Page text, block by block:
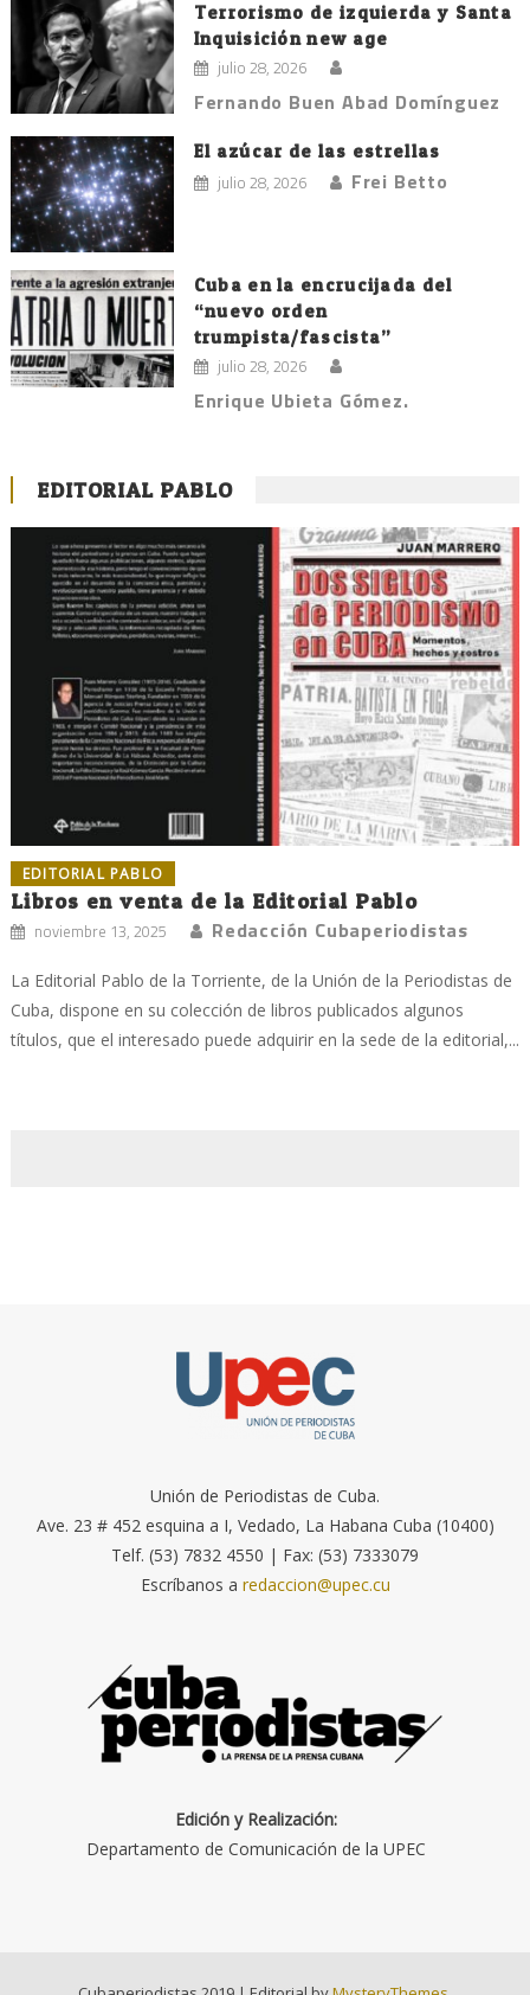
Terrorismo de izquierda y Santa
Inquisición new age
julio 28, 2026
Fernando Buen Abad Domínguez
El azúcar de las estrellas
julio 28, 2026 Frei Betto
Cuba en la encrucijada del
“nuevo orden
trumpista/fascista”
julio 28, 2026
Enrique Ubieta Gómez.
EDITORIAL PABLO
EDITORIAL PABLO
Libros en venta de la Editorial Pablo
noviembre 13, 2025 Redacción Cubaperiodistas
La Editorial Pablo de la Torriente, de la Unión de la Periodistas de
Cuba, dispone en su colección de libros publicados algunos
títulos, que el interesado puede adquirir en la sede de la editorial,...
Unión de Periodistas de Cuba.
Ave. 23 # 452 esquina a I, Vedado, La Habana Cuba (10400)
Telf. (53) 7832 4550 | Fax: (53) 7333079
Escríbanos a redaccion@upec.cu
Edición y Realización:
Departamento de Comunicación de la UPEC